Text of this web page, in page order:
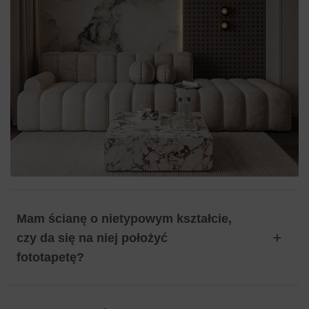
Mam ścianę o nietypowym kształcie,
czy da się na niej położyć
fototapetę?